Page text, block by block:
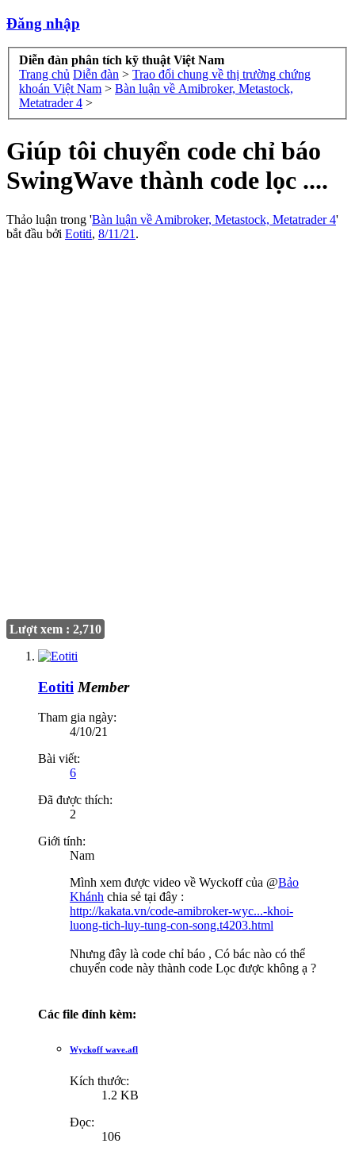
Đăng nhập
Diễn đàn phân tích kỹ thuật Việt Nam
Trang chủ Diễn đàn > Trao đổi chung về thị trường chứng
khoán Việt Nam > Bàn luận về Amibroker, Metastock,
Metatrader 4 >
Giúp tôi chuyển code chỉ báo
SwingWave thành code lọc ....
Thảo luận trong 'Bàn luận về Amibroker, Metastock, Metatrader 4'
bắt đầu bởi Eotiti, 8/11/21 .
Lượt xem : 2,710
Eotiti Member
Tham gia ngày:
4/10/21
Bài viết:
6
Đã được thích:
2
Giới tính:
Nam
Mình xem được video về Wyckoff của @Bảo
Khánh chia sẻ tại đây :
http://kakata.vn/code-amibroker-wyc...-khoi-
luong-tich-luy-tung-con-song.t4203.html
Nhưng đây là code chỉ báo , Có bác nào có thể
chuyển code này thành code Lọc được không ạ ?
Các file đính kèm:
Wyckoff wave.afl
Kích thước:
1.2 KB
Đọc:
106